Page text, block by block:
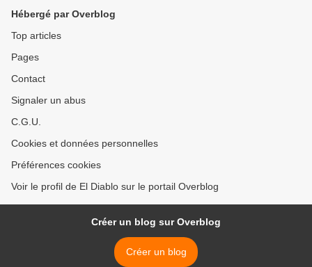
Hébergé par Overblog
Top articles
Pages
Contact
Signaler un abus
C.G.U.
Cookies et données personnelles
Préférences cookies
Voir le profil de El Diablo sur le portail Overblog
Créer un blog sur Overblog
Créer un blog